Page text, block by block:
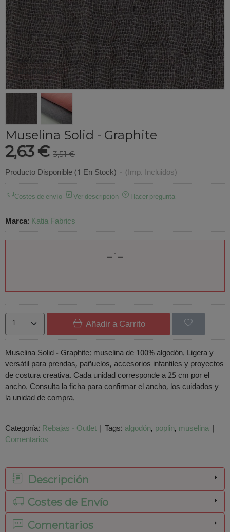
Muselina ligera
Muselina Solid - Graphite
2,63 € 3,51 €
Producto Disponible(1 En Stock) - (Imp. Incluidos)
Costes de envío Ver descripción Hacer pregunta
Marca: Katia Fabrics
Añadir a Carrito
Muselina Solid - Graphite: muselina de 100% algodón. Ligera y
versátil para prendas, pañuelos, accesorios infantiles y proyectos
de costura creativa. Cada unidad corresponde a 25 cm por el
ancho. Consulta la ficha para confirmar el ancho, los cuidados y
la unidad de compra.
Categoría: Rebajas - Outlet | Tags: algodón poplin muselina |
Comentarios
Descripción
Costes de Envío
Comentarios